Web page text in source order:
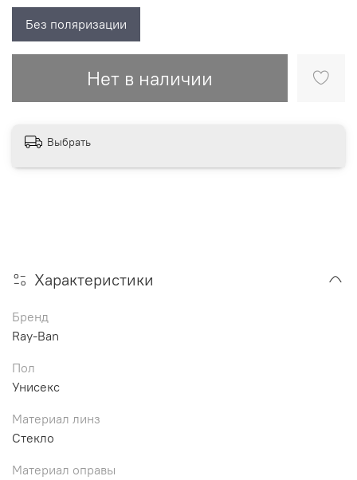
Нет в наличии
Без поляризации
Выбрать
Характеристики
Бренд
Ray-Ban
Пол
Унисекс
Материал линз
Стекло
Материал оправы